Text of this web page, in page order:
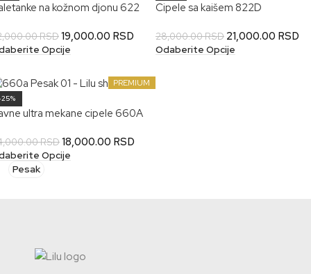
na kožnom djonu 622
RSD19,000.00 RSD
Opcije
Cipele sa kaišem 822D
28,000.00RSD 21,000.00 RSD
Odaberite Opcije
PREMIUM
ultra mekane cipele 660A
RSD18,000.00 RSD
Opcije
Pesak